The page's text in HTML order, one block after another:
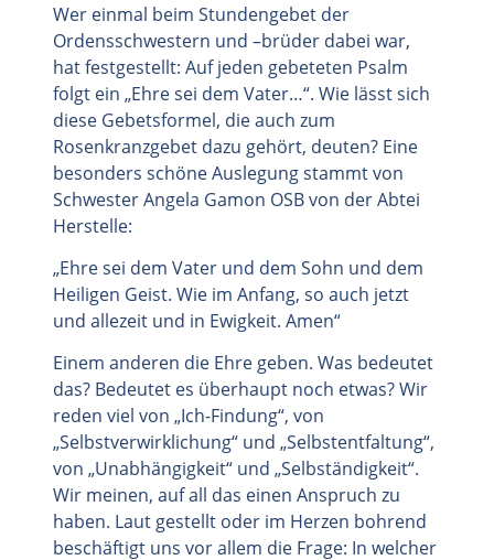
Wer einmal beim Stundengebet der
Ordensschwestern und –brüder dabei war,
hat festgestellt: Auf jeden gebeteten Psalm
folgt ein „Ehre sei dem Vater…“. Wie lässt sich
diese Gebetsformel, die auch zum
Rosenkranzgebet dazu gehört, deuten? Eine
besonders schöne Auslegung stammt von
Schwester Angela Gamon OSB von der Abtei
Herstelle:
„Ehre sei dem Vater und dem Sohn und dem
Heiligen Geist. Wie im Anfang, so auch jetzt
und allezeit und in Ewigkeit. Amen“
Einem anderen die Ehre geben. Was bedeutet
das? Bedeutet es überhaupt noch etwas? Wir
reden viel von „Ich-Findung“, von
„Selbstverwirklichung“ und „Selbstentfaltung“,
von „Unabhängigkeit“ und „Selbständigkeit“.
Wir meinen, auf all das einen Anspruch zu
haben. Laut gestellt oder im Herzen bohrend
beschäftigt uns vor allem die Frage: In welcher